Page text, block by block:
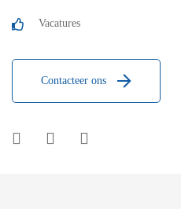
Vacatures
Contacteer ons